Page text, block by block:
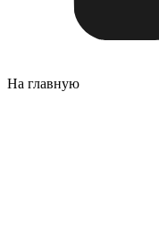
На главную